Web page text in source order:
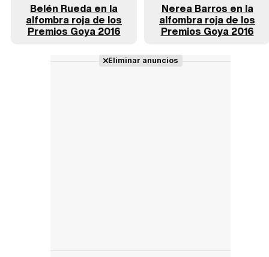
Belén Rueda en la
alfombra roja de los
Premios Goya 2016
Nerea Barros en la
alfombra roja de los
Premios Goya 2016
Eliminar anuncios